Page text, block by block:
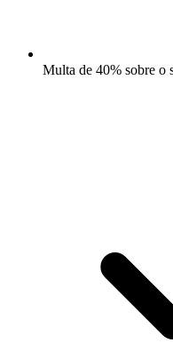
Multa de 40% sobre o